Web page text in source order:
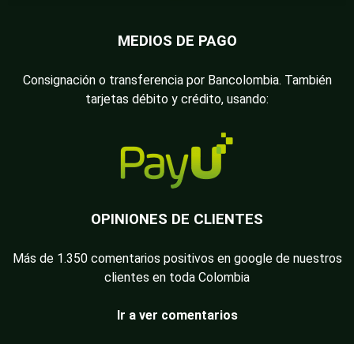
MEDIOS DE PAGO
Consignación o transferencia por Bancolombia. También
tarjetas débito y crédito, usando:
OPINIONES DE CLIENTES
Más de 1.350 comentarios positivos en google de nuestros
clientes en toda Colombia
Ir a ver comentarios